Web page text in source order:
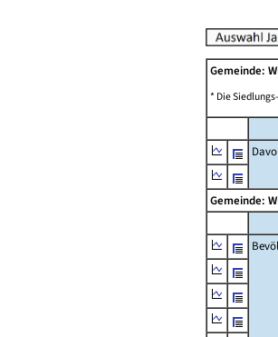
Gemeinde:
* Die
Gemeinde: